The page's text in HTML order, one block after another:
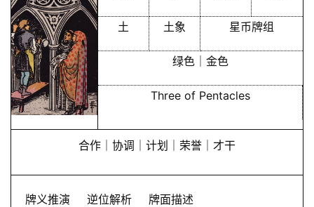
土 土象 星币牌组
绿色｜金色
Three of Pentacles
合作｜协调｜计划｜荣誉｜才干
牌义推演 逆位解析 牌面描述